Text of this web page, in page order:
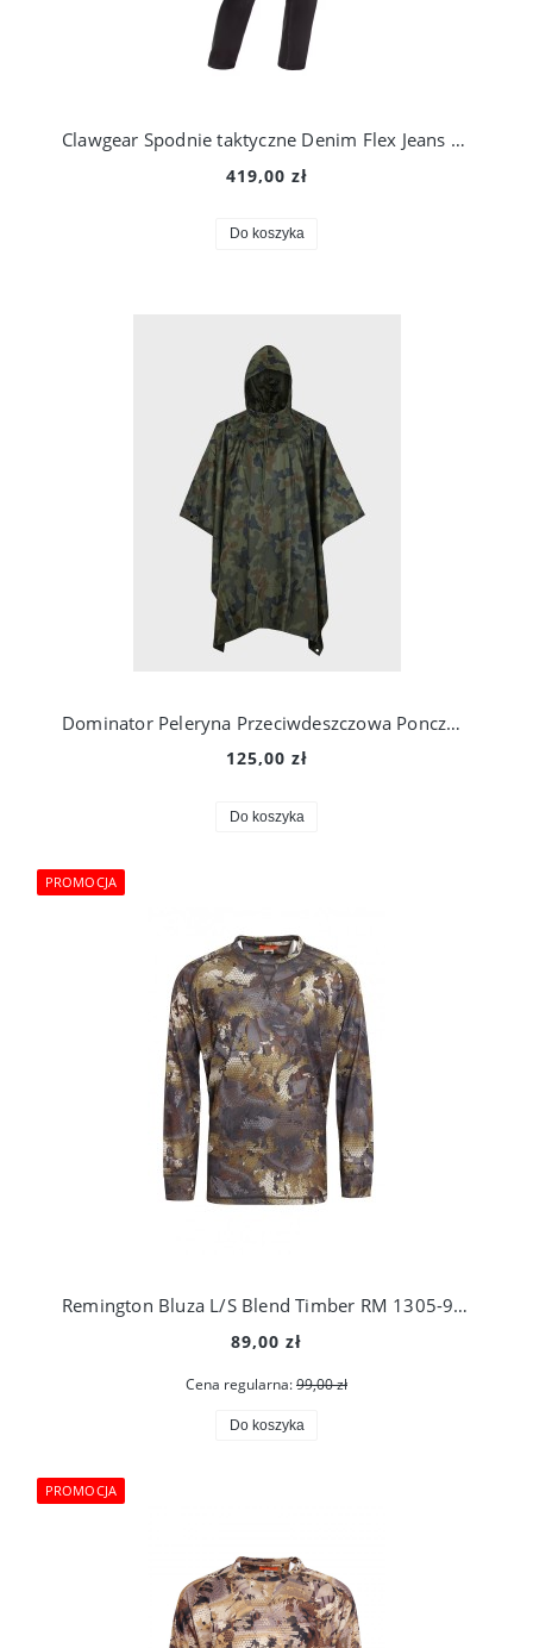
Clawgear Spodnie taktyczne Denim Flex Jeans Black Grey Washed
419,00 zł
Do koszyka
Dominator Peleryna Przeciwdeszczowa Ponczo R/S WZ.93
125,00 zł
Do koszyka
Remington Bluza L/S Blend Timber RM 1305-991
89,00 zł
Cena regularna:99,00 zł
Do koszyka
PROMOCJA
PROMOCJA